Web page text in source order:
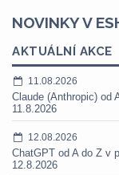
NOVINKY V
AKTUÁLNÍ AKCE
11.08.2026
Claude (Anthropic) od
11.8.2026
12.08.2026
ChatGPT od A do Z v
12.8.2026